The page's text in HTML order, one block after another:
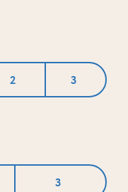
2 3
3